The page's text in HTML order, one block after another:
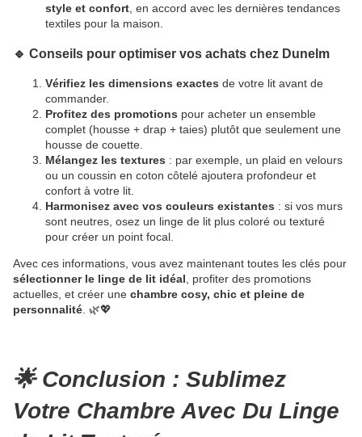
style et confort , en accord avec les dernières tendances
textiles pour la maison.
🔹 Conseils pour optimiser vos achats chez Dunelm
Vérifiez les dimensions exactes de votre lit avant de
commander.
Profitez des promotions pour acheter un ensemble
complet (housse + drap + taies) plutôt que seulement une
housse de couette.
Mélangez les textures : par exemple, un plaid en velours
ou un coussin en coton côtelé ajoutera profondeur et
confort à votre lit.
Harmonisez avec vos couleurs existantes : si vos murs
sont neutres, osez un linge de lit plus coloré ou texturé
pour créer un point focal.
Avec ces informations, vous avez maintenant toutes les clés pour
sélectionner le linge de lit idéal , profiter des promotions
actuelles, et créer une chambre cosy, chic et pleine de
personnalité . 🌿💖
🌟 Conclusion : Sublimez
Votre Chambre Avec Du Linge